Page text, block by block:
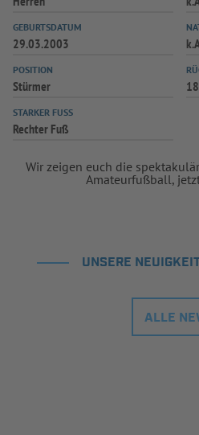
GEBURTSDATUM
29.03.2003
POSITION
Stürmer 18
STARKER FUSS
Rechter Fuß
Wir zeigen euch die
Amateurfußball,
UNSERE
ALLE